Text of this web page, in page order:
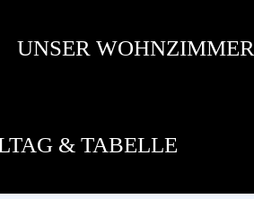
UNSER WOHNZIMMER
& TABELLE